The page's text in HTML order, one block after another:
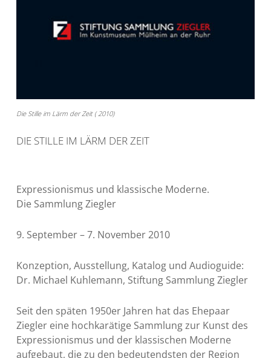
Die Stille im Lärm der Zeit ( 2010)
DIE STILLE IM LÄRM DER ZEIT
Expressionismus und klassische Moderne.
Die Sammlung Ziegler
9. September – 7. November 2010
Konzeption, Ausstellung, Katalog und Audioguide:
Dr. Michael Kuhlemann, Stiftung Sammlung Ziegler
Seit den späten 1950er Jahren hat das Ehepaar
Ziegler eine hochkarätige Sammlung zur Kunst des
Expressionismus und der klassischen Moderne
aufgebaut, die zu den bedeutendsten der Region